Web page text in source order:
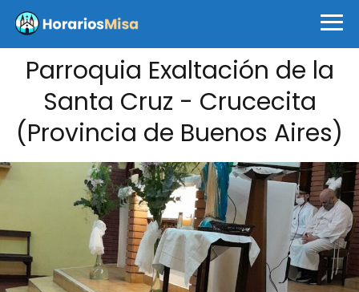
Parroquia Exaltación de la
Santa Cruz - Crucecita
(Provincia de Buenos Aires)